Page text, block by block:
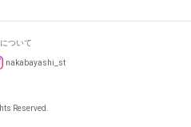
ついて
nakabayashi_st
Reserved.